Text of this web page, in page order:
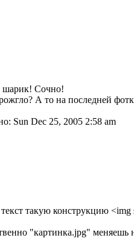
шарик! Сочно!
А то на последней
Sun Dec 25, 2005 2:58 am
текст такую конструкцию
"картинка.jpg" меняешь